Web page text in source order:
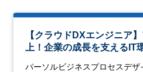
【クラウドDXエンジニア
上！企業の成長を支えるIT
パーソルビジネスプロセスデザ